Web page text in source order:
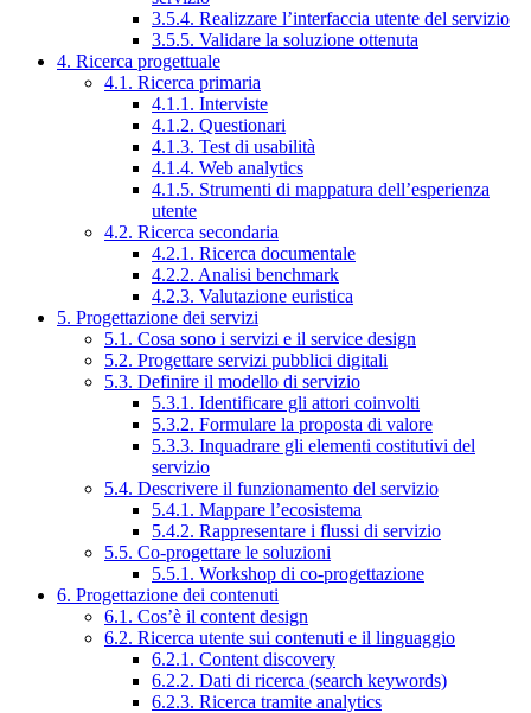
3.5.4. Realizzare l’interfaccia utente del servizio
3.5.5. Validare la soluzione ottenuta
4. Ricerca progettuale
4.1. Ricerca primaria
4.1.1. Interviste
4.1.2. Questionari
4.1.3. Test di usabilità
4.1.4. Web analytics
4.1.5. Strumenti di mappatura dell’esperienza
utente
4.2. Ricerca secondaria
4.2.1. Ricerca documentale
4.2.2. Analisi benchmark
4.2.3. Valutazione euristica
5. Progettazione dei servizi
5.1. Cosa sono i servizi e il service design
5.2. Progettare servizi pubblici digitali
5.3. Definire il modello di servizio
5.3.1. Identificare gli attori coinvolti
5.3.2. Formulare la proposta di valore
5.3.3. Inquadrare gli elementi costitutivi del
servizio
5.4. Descrivere il funzionamento del servizio
5.4.1. Mappare l’ecosistema
5.4.2. Rappresentare i flussi di servizio
5.5. Co-progettare le soluzioni
5.5.1. Workshop di co-progettazione
6. Progettazione dei contenuti
6.1. Cos’è il content design
6.2. Ricerca utente sui contenuti e il linguaggio
6.2.1. Content discovery
6.2.2. Dati di ricerca (search keywords)
6.2.3. Ricerca tramite analytics